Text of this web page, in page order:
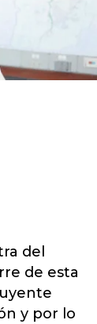
del
de esta
y por lo